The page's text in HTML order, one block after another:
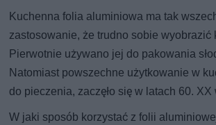
Kuchenna folia aluminiowa ma tak
zastosowanie, że trudno sobie wyobrazić
Pierwotnie używano jej do pakowania
Natomiast powszechne użytkowanie w
do pieczenia, zaczęło się w latach 60. XX
W jaki sposób korzystać z folii